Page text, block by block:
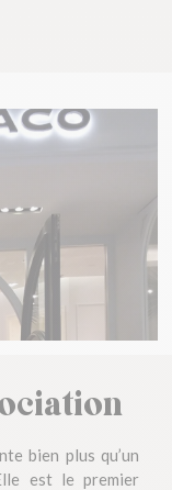
bien plus qu’un
est le premier